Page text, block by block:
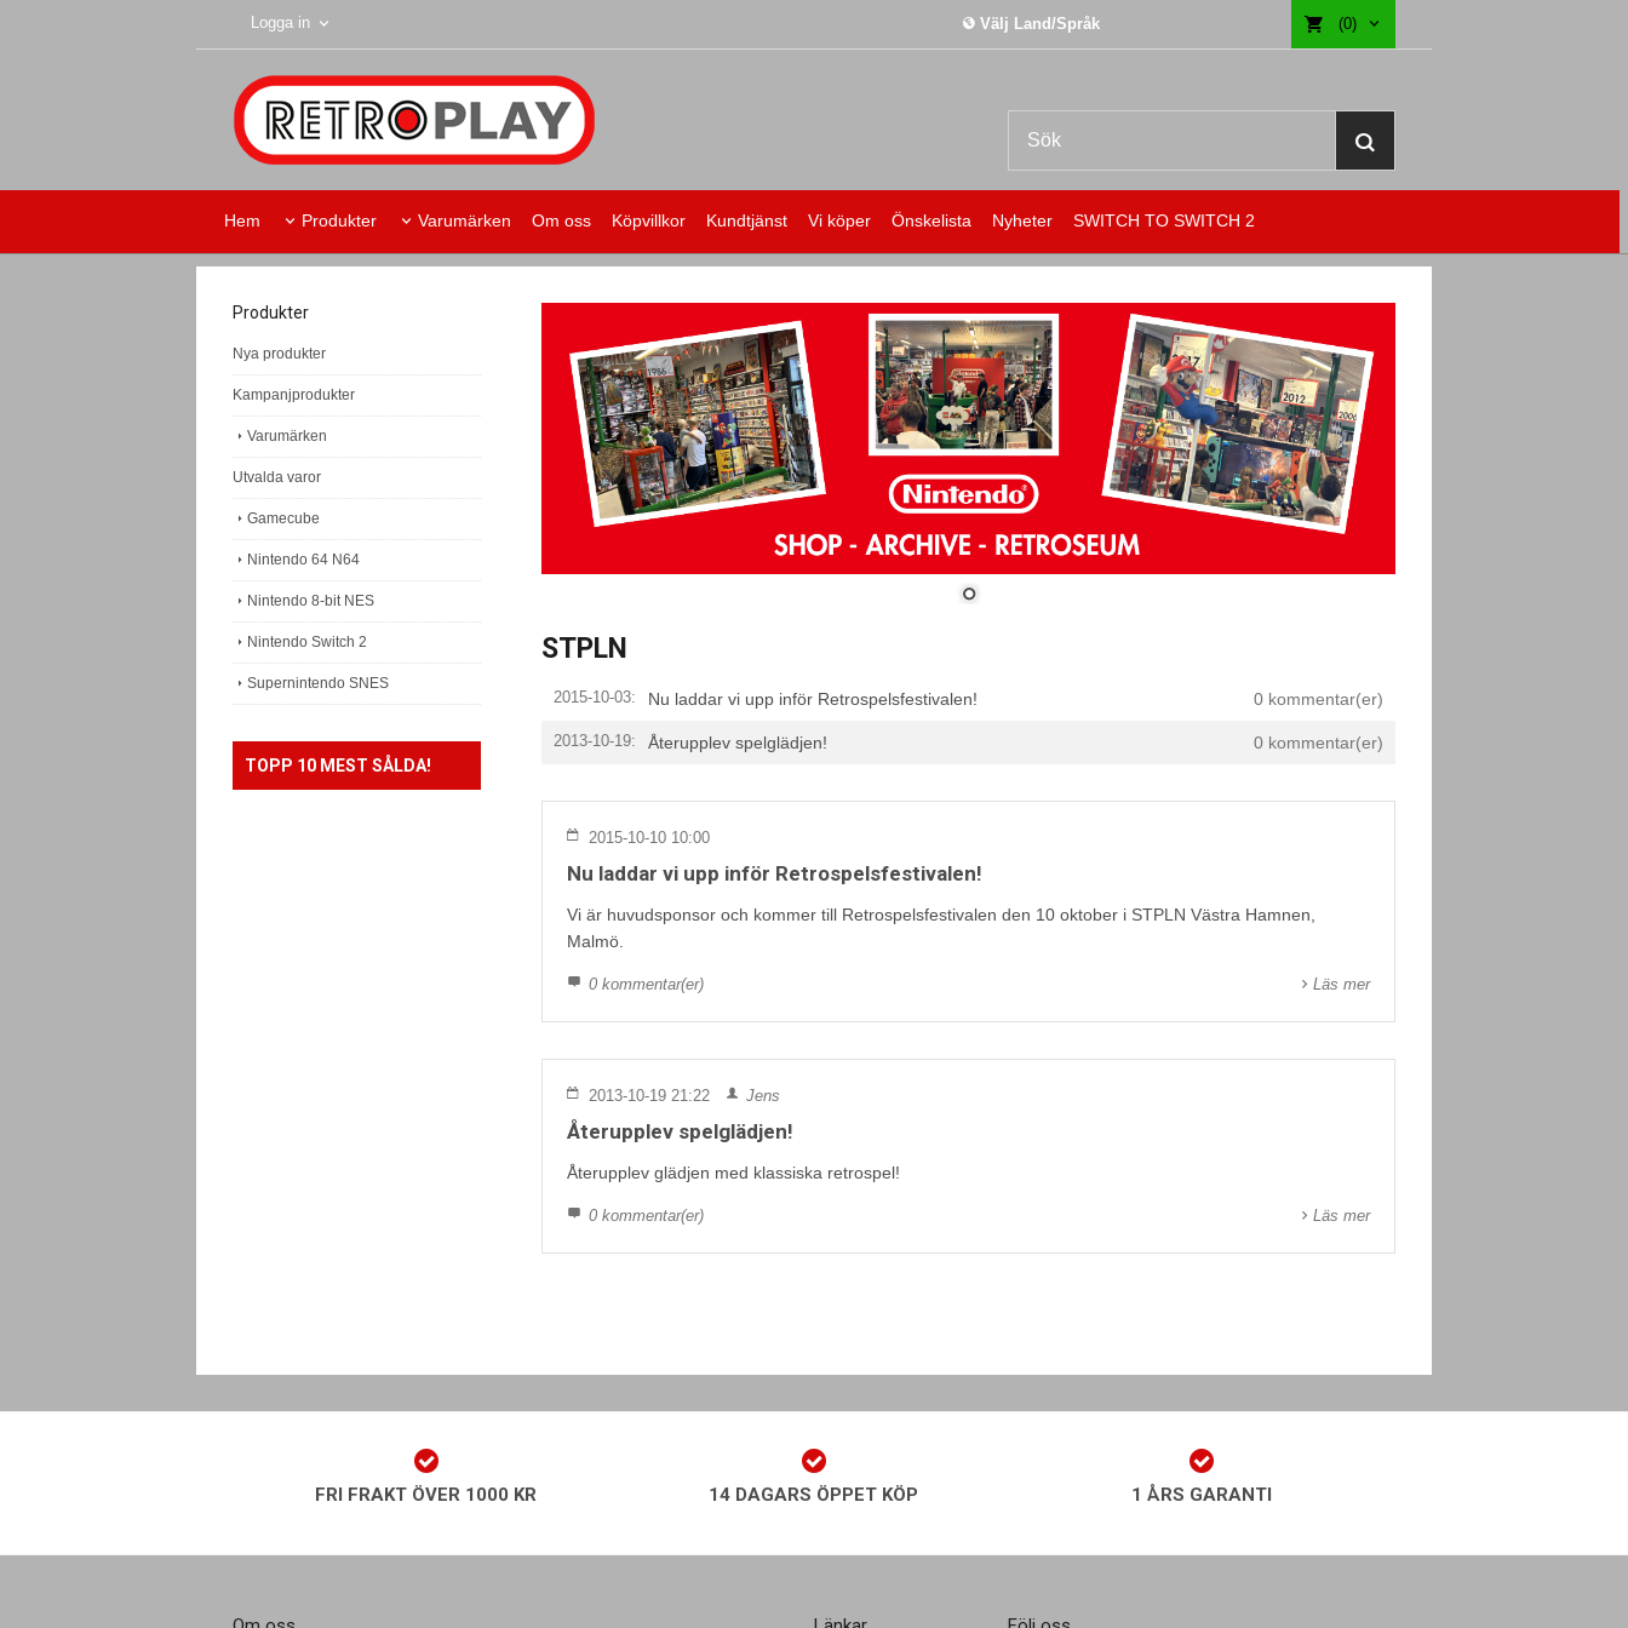
Logga in Välj Land/Språk (0)
Hem Produkter Varumärken Om oss Köpvillkor Kundtjänst Vi köper Önskelista Nyheter SWITCH TO SWITCH 2
Produkter
Nya produkter
Kampanjprodukter
Varumärken
Utvalda varor
Gamecube
Nintendo 64 N64
Nintendo 8-bit NES
Nintendo Switch 2
Supernintendo SNES
TOPP 10 MEST SÅLDA!
STPLN
2015-10-03: Nu laddar vi upp inför Retrospelsfestivalen! 0 kommentar(er)
2013-10-19: Återupplev spelglädjen! 0 kommentar(er)
2015-10-10 10:00
Nu laddar vi upp inför Retrospelsfestivalen!
Vi är huvudsponsor och kommer till Retrospelsfestivalen den 10 oktober i STPLN Västra Hamnen,
Malmö.
0 kommentar(er) Läs mer
2013-10-19 21:22 Jens
Återupplev spelglädjen!
Återupplev glädjen med klassiska retrospel!
0 kommentar(er) Läs mer
FRI FRAKT ÖVER 1000 KR 14 DAGARS ÖPPET KÖP 1 ÅRS GARANTI